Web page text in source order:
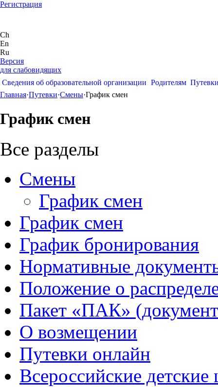
Регистрация
Ch
En
Ru
Версия
для слабовидящих
Сведения об образовательной организации Родителям
Главная·Путевки·Смены·График смен
График смен
Все разделы
Смены
График смен
График смен
График бронирования
Нормативные
Положение о
Пакет «ПАК»
О возмещении
Путевки онлайн
Всероссийские детские